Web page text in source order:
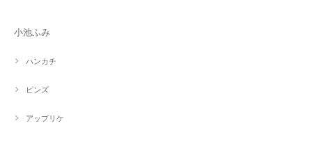
小池ふみ
ハンカチ
ピンズ
アップリケ